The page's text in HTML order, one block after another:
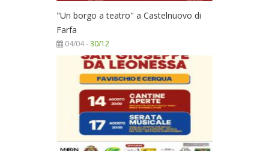
"Un borgo a teatro" a Castelnuovo di
Farfa
04/04 -30/12